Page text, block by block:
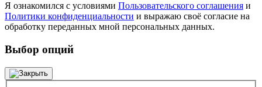
Я ознакомился с условиями Пользовательского соглашения и
Политики конфиденциальности и выражаю своё согласие на
обработку переданных мной персональных данных.
Выбор опций